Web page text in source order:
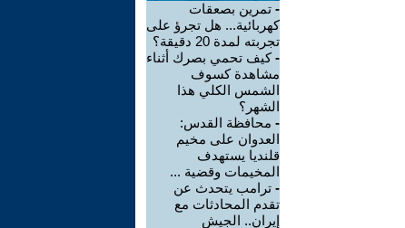
- تمرين بصعقات
كهربائية... هل تجرؤ على
تجربته لمدة 20 دقيقة؟
-كيف تحمي بصرك أثناء
مشاهدة كسوف
الشمس الكلي هذا
الشهر؟
- محافظة القدس:
العدوان على مخيم
قلنديا يستهدف
المخيمات وقضية ...
- ترامب يتحدث عن
تقدم المحادثات مع
إيران.. الجيش